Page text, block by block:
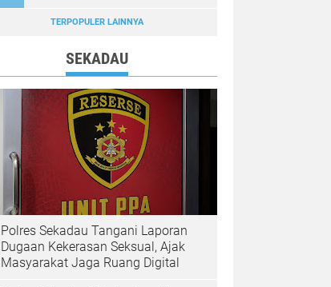
TERPOPULER LAINNYA
SEKADAU
Polres Sekadau Tangani Laporan
Dugaan Kekerasan Seksual, Ajak
Masyarakat Jaga Ruang Digital